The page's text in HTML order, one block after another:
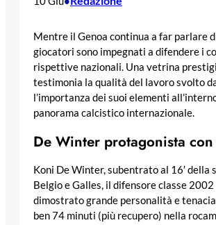
Mentre il Genoa continua a far parlare
giocatori sono impegnati a difendere i
rispettive nazionali. Una vetrina
testimonia la qualità del lavoro svolto
l’importanza dei suoi elementi
panorama calcistico internazionale.
De Winter protagonista
Koni De Winter, subentrato al 16′ della
Belgio e Galles, il difensore classe 2002
dimostrato grande personalità e
ben 74 minuti (più recupero) nella